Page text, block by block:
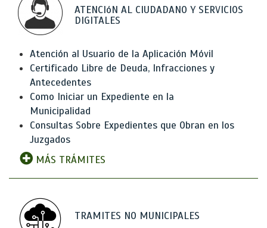
ATENCIóN AL CIUDADANO Y SERVICIOS
DIGITALES
Atención al Usuario de la Aplicación Móvil
Certificado Libre de Deuda, Infracciones y
Antecedentes
Como Iniciar un Expediente en la
Municipalidad
Consultas Sobre Expedientes que Obran en los
Juzgados
MÁS TRÁMITES
TRAMITES NO MUNICIPALES